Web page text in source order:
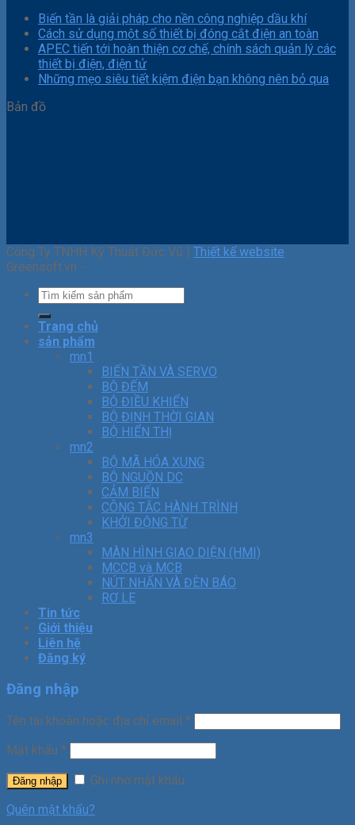
Biến tần là giải pháp cho nền công nghiệp dầu khí
Cách sử dụng một số thiết bị đóng cắt điện an toàn
APEC tiến tới hoàn thiện cơ chế, chính sách quản lý các
thiết bị điện, điện tử
Những mẹo siêu tiết kiệm điện bạn không nên bỏ qua
Bản đồ
Công Ty TNHH Kỹ Thuật Đức Vũ | Thiết kế website
Greensoft.vn -
Trang chủ
sản phẩm
mn1
BIẾN TẦN VÀ SERVO
BỘ ĐẾM
BỘ ĐIỀU KHIỂN
BỘ ĐỊNH THỜI GIAN
BỘ HIỂN THỊ
mn2
BỘ MÃ HÓA XUNG
BỘ NGUỒN DC
CẢM BIẾN
CÔNG TẮC HÀNH TRÌNH
KHỞI ĐỘNG TỪ
mn3
MÀN HÌNH GIAO DIỆN (HMI)
MCCB và MCB
NÚT NHẤN VÀ ĐÈN BÁO
RƠ LE
Tin tức
Giới thiệu
Liên hệ
Đăng ký
Đăng nhập
Tên tài khoản hoặc địa chỉ email *
Mật khẩu *
Đăng nhập
Ghi nhớ mật khẩu
Quên mật khẩu?